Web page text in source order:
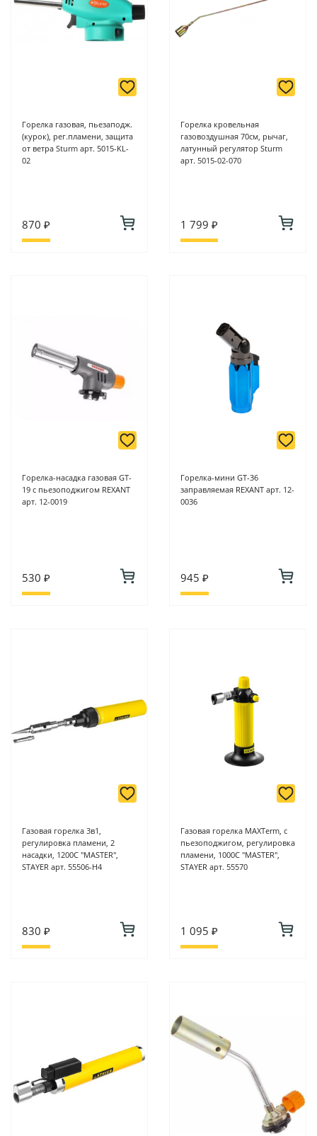
Горелка газовая, пьезаподж.
(курок), рег.пламени, защита
от ветра Sturm арт. 5015-KL-
02
870 ₽
Горелка кровельная
газовоздушная 70см, рычаг,
латунный регулятор Sturm
арт. 5015-02-070
1 799 ₽
Горелка-насадка газовая GT-
19 с пьезоподжигом REXANT
арт. 12-0019
530 ₽
Горелка-мини GT-36
заправляемая REXANT арт. 12-
0036
945 ₽
Газовая горелка 3в1,
регулировка пламени, 2
насадки, 1200С "MASTER",
STAYER арт. 55506-H4
830 ₽
Газовая горелка MAXTerm, с
пьезоподжигом, регулировка
пламени, 1000С "MASTER",
STAYER арт. 55570
1 095 ₽